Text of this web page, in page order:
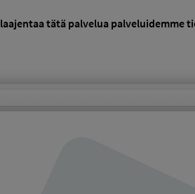
laajentaa tätä palvelua palveluidemme